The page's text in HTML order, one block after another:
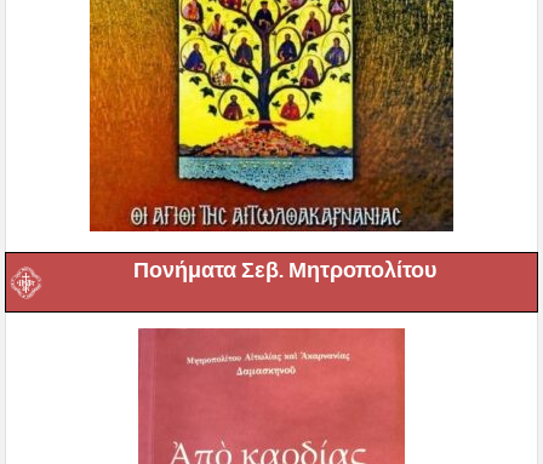
Πονήματα Σεβ. Μητροπολίτου